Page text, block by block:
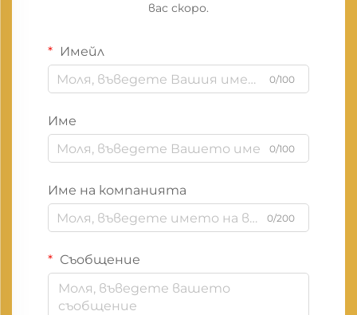
вас скоро.
Имейл
0/100
Име
0/100
Име на компанията
0/200
Съобщение